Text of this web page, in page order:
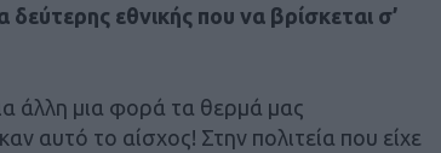
δεύτερης εθνικής που να βρίσκεται σ’
άλλη μια φορά τα θερμά μας
αυτό το αίσχος! Στην πολιτεία που είχε